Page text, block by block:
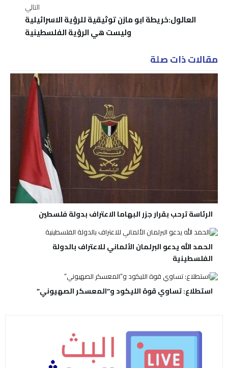
التالي
العالول:خريطة ابو مازن توثيقية للرؤية الاسرائيلية
وليست هي الرؤية الفلسطينية
مقالات ذات صلة
الرئاسة ترحب بقرار جزر البهاما الاعتراف بدولة فلسطين
الحمد الله يدعو البرلمان الألماني للاعتراف بالدولة
الفلسطينية
استطلاع: تساوي قوة الليكود و”المعسكر الصهيوني”